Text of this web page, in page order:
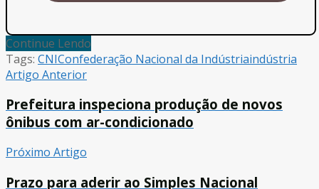
Continue Lendo
Tags: CNIConfederação Nacional da Indústriaindústria
Artigo Anterior
Prefeitura inspeciona produção de novos
ônibus com ar-condicionado
Próximo Artigo
Prazo para aderir ao Simples Nacional